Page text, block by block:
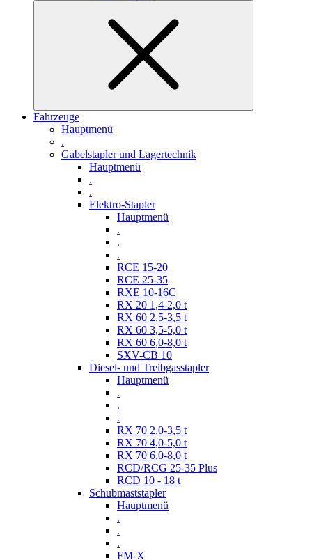
Fahrzeuge
Hauptmenü
.
Gabelstapler und Lagertechnik
Hauptmenü
.
.
Elektro-Stapler
Hauptmenü
.
.
.
RCE 15-20
RCE 25-35
RXE 10-16C
RX 20 1,4-2,0 t
RX 60 2,5-3,5 t
RX 60 3,5-5,0 t
RX 60 6,0-8,0 t
SXV-CB 10
Diesel- und Treibgasstapler
Hauptmenü
.
.
.
RX 70 2,0-3,5 t
RX 70 4,0-5,0 t
RX 70 6,0-8,0 t
RCD/RCG 25-35 Plus
RCD 10 - 18 t
Schubmaststapler
Hauptmenü
.
.
.
FM-X